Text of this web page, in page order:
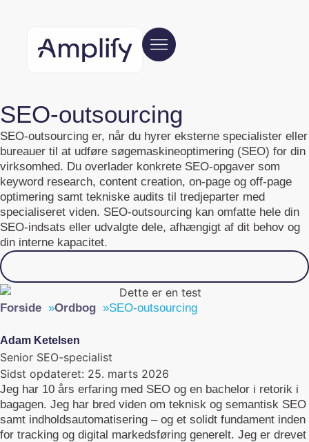
SEO-outsourcing
SEO-outsourcing er, når du hyrer eksterne specialister eller
bureauer til at udføre søgemaskineoptimering (SEO) for din
virksomhed. Du overlader konkrete SEO-opgaver som
keyword research, content creation, on-page og off-page
optimering samt tekniske audits til tredjeparter med
specialiseret viden. SEO-outsourcing kan omfatte hele din
SEO-indsats eller udvalgte dele, afhængigt af dit behov og
din interne kapacitet.
Forside »Ordbog »SEO-outsourcing
Adam Ketelsen
Senior SEO-specialist
Sidst opdateret: 25. marts 2026
Jeg har 10 års erfaring med SEO og en bachelor i retorik i
bagagen. Jeg har bred viden om teknisk og semantisk SEO
samt indholdsautomatisering – og et solidt fundament inden
for tracking og digital markedsføring generelt. Jeg er drevet